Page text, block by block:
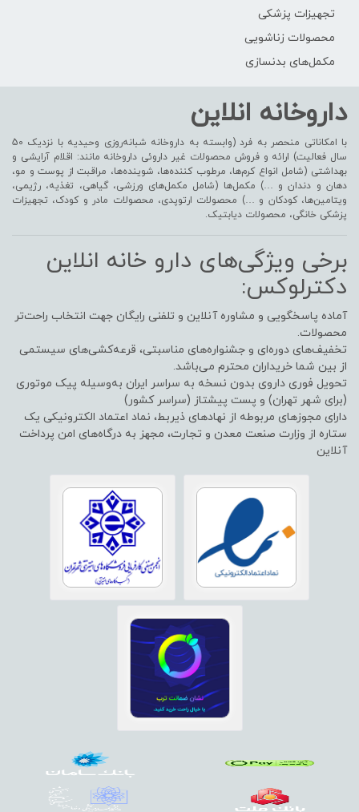
تجهیزات پزشکی
محصولات زناشویی
مکمل‌های بدنسازی
داروخانه انلاین
با امکاناتی منحصر به فرد (وابسته به داروخانه شبانه‌روزی وحیدیه با نزدیک 50
سال فعالیت) ارائه و فروش محصولات غیر داروئی داروخانه مانند: اقلام آرایشی و
بهداشتی (شامل انواع کرم‌ها، مرطوب کننده‌ها، شوینده‌ها، مراقبت از پوست و مو،
دهان و دندان و …) مکمل‌ها (شامل مکمل‌های ورزشی، گیاهی، تغذیه، رژیمی،
ویتامین‌ها، کودکان و …) محصولات ارتوپدی، محصولات مادر و کودک، تجهیزات
پزشکی خانگی، محصولات دیابتیک.
برخی ویژگی‌های دارو خانه انلاین
دکترلوکس:
آماده پاسخگویی و مشاوره آنلاین و تلفنی رایگان جهت انتخاب راحت‌تر
محصولات.
تخفیف‌های دوره‌ای و جشنواره‌های مناسبتی، قرعه‌کشی‌های سیستمی
از بین شما خریداران محترم می‌باشد.
تحویل فوری داروی بدون نسخه به سراسر ایران به‌وسیله پیک موتوری
(برای شهر تهران) و پست پیشتاز (سراسر کشور)
دارای مجوزهای مربوطه از نهادهای ذیربط، نماد اعتماد الکترونیکی یک
ستاره از وزارت صنعت معدن و تجارت، مجهز به درگاه‌های امن پرداخت
آنلاین